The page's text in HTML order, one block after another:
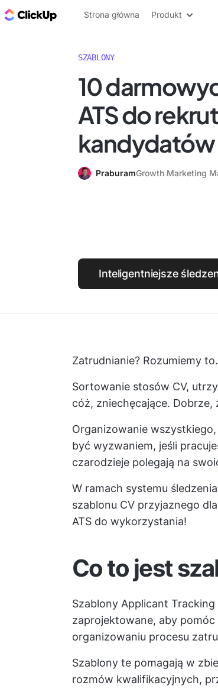
ClickUp Blog
Strona główna Produkt
SZABLONY
10
ATS do
kandydatów
PraburamGrowth Marketing
Inteligentniejsze
Zatrudnianie? Rozumiemy to.
Sortowanie stosów CV,
cóż, zniechęcające.
Organizowanie
być wyzwaniem, jeśli
czarodzieje polegają na
W ramach systemu
szablonu CV przyjaznego
ATS do wykorzystania!
Co to jest
Szablony Applicant
zaprojektowane, aby
organizowaniu procesu
Szablony te pomagają w
rozmów kwalifikacyjnych,